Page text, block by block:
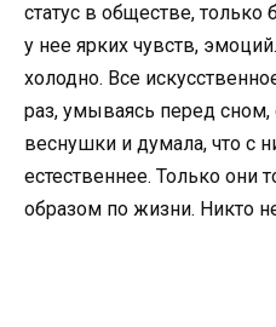
статус в обществе,
у нее ярких чувств,
холодно. Все
раз, умываясь перед сном,
веснушки и думала, что с
естественнее. Только они
образом по жизни. Никто